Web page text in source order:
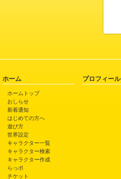
ホーム
ホームトップ
おしらせ
新着通知
はじめての方へ
遊び方
世界設定
キャラクター一覧
キャラクター検索
キャラクター作成
らっポ
チケット
プロフィール